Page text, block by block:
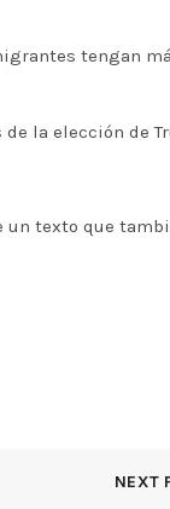
tengan
la elección de
un texto que
NEXT